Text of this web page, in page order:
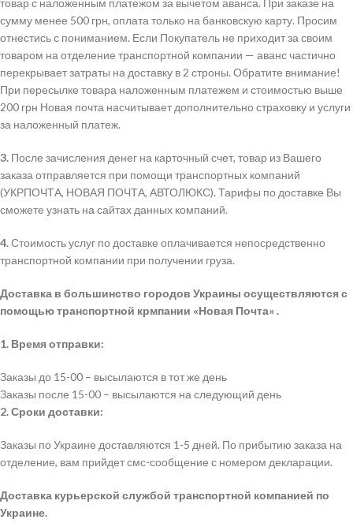
сумму менее 500 грн, оплата только на банковскую карту. Просим
отнестись с пониманием. Если Покупатель не приходит за своим
товаром на отделение транспортной компании — аванс частично
перекрывает затраты на доставку в 2 строны. Обратите внимание!
При пересылке товара наложенным платежем и стоимостью выше
200 грн Новая почта насчитывает дополнительно страховку и услуги
за наложенный платеж.
3. После зачисления денег на карточный счет, товар из Вашего
заказа отправляется при помощи транспортных компаний
(УКРПОЧТА, НОВАЯ ПОЧТА, АВТОЛЮКС). Тарифы по доставке Вы
сможете узнать на сайтах данных компаний.
4.Стоимость услуг по доставке оплачивается непосредственно
транспортной компании при получении груза.
Доставка в большинство городов Украины осуществляются с
помощью транспортной крмпании «Новая Почта» .
1. Время отправки:
Заказы до 15-00 – высылаются в тот же день
Заказы после 15-00 – высылаются на следующий день
2. Сроки доставки:
Заказы по Украине доставляются 1-5 дней. По прибытию заказа на
отделение, вам прийдет смс-сообщение с номером декларации.
Доставка курьерской службой транспортной компанией по
Украине.